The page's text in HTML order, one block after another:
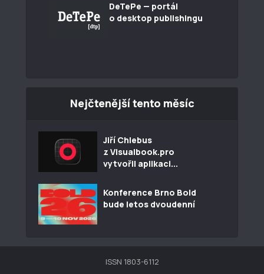
DeTePe — portál
o desktop publishingu
Nejčtenější tento měsíc
Jiří Chlebus
z Visualbook.pro
vytvořil aplikaci...
Konference Brno Bold
bude letos dvoudenní
ISSN 1803-6112